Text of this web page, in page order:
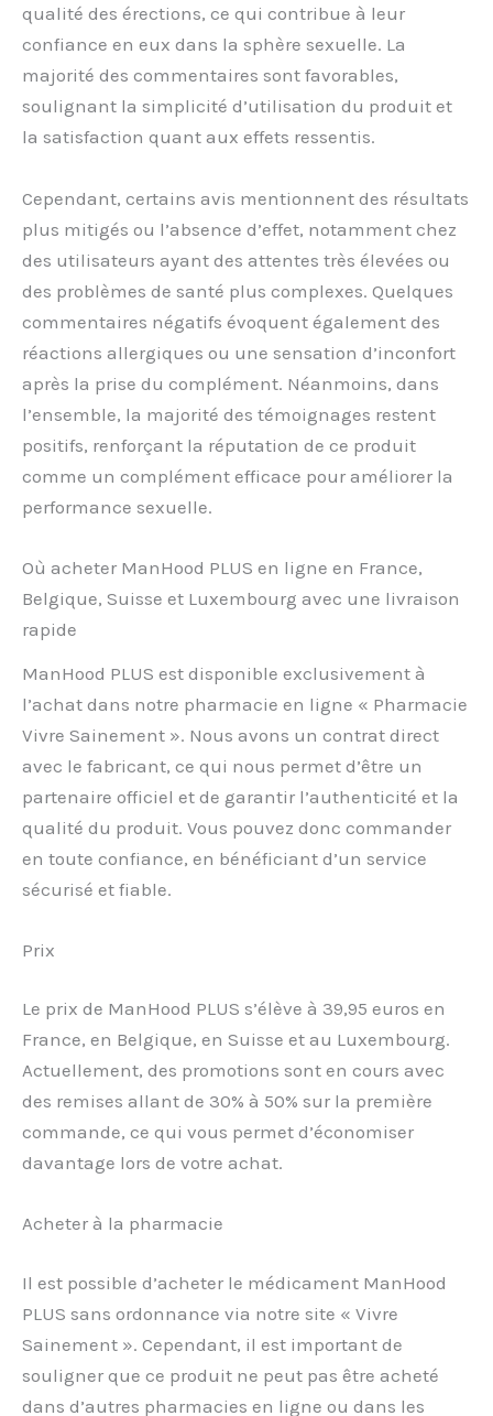
qualité des érections, ce qui contribue à leur
confiance en eux dans la sphère sexuelle. La
majorité des commentaires sont favorables,
soulignant la simplicité d’utilisation du produit et
la satisfaction quant aux effets ressentis.
Cependant, certains avis mentionnent des résultats
plus mitigés ou l’absence d’effet, notamment chez
des utilisateurs ayant des attentes très élevées ou
des problèmes de santé plus complexes. Quelques
commentaires négatifs évoquent également des
réactions allergiques ou une sensation d’inconfort
après la prise du complément. Néanmoins, dans
l’ensemble, la majorité des témoignages restent
positifs, renforçant la réputation de ce produit
comme un complément efficace pour améliorer la
performance sexuelle.
Où acheter ManHood PLUS en ligne en France,
Belgique, Suisse et Luxembourg avec une livraison
rapide
ManHood PLUS est disponible exclusivement à
l’achat dans notre pharmacie en ligne « Pharmacie
Vivre Sainement ». Nous avons un contrat direct
avec le fabricant, ce qui nous permet d’être un
partenaire officiel et de garantir l’authenticité et la
qualité du produit. Vous pouvez donc commander
en toute confiance, en bénéficiant d’un service
sécurisé et fiable.
Prix
Le prix de ManHood PLUS s’élève à 39,95 euros en
France, en Belgique, en Suisse et au Luxembourg.
Actuellement, des promotions sont en cours avec
des remises allant de 30% à 50% sur la première
commande, ce qui vous permet d’économiser
davantage lors de votre achat.
Acheter à la pharmacie
Il est possible d’acheter le médicament ManHood
PLUS sans ordonnance via notre site « Vivre
Sainement ». Cependant, il est important de
souligner que ce produit ne peut pas être acheté
dans d’autres pharmacies en ligne ou dans les